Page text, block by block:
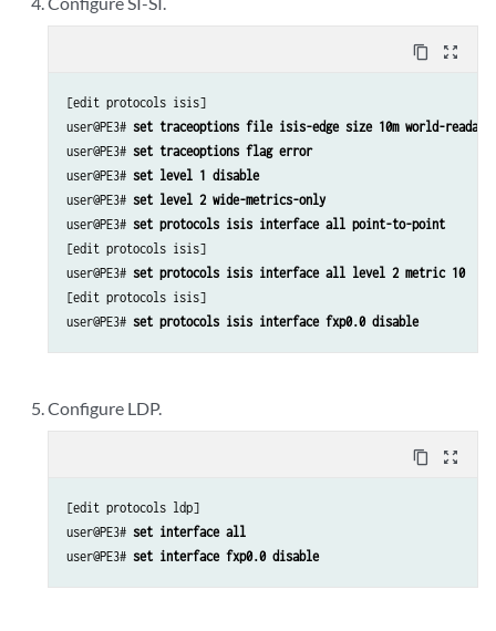
content_copy zoom_out_map
[edit protocols isis]
user@PE3# set traceoptions file isis-edge size 10m world-
user@PE3# set traceoptions flag error
user@PE3# set level 1 disable
user@PE3# set level 2 wide-metrics-only
user@PE3# set protocols isis interface all point-to-point
[edit protocols isis]
user@PE3# set protocols isis interface all level 2 metric 10
[edit protocols isis]
user@PE3# set protocols isis interface fxp0.0 disable
Configure LDP.
content_copy zoom_out_map
[edit protocols ldp]
user@PE3# set interface all
user@PE3# set interface fxp0.0 disable